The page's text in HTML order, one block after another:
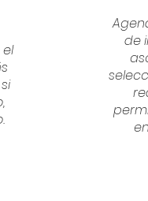
de